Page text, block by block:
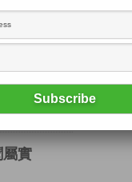
採訪通
屬實